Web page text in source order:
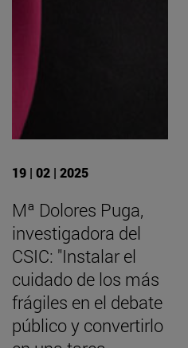
19 | 02 | 2025
Mª Dolores Puga,
investigadora del
CSIC: "Instalar el
cuidado de los más
frágiles en el debate
público y convertirlo